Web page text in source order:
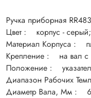
Ручка приборная
Цвет : корпус - серый;
Материал Корпуса :
Крепление : на вал с
Положение :
Диапазон Рабочих
Диаметр Вала, Мм : 6